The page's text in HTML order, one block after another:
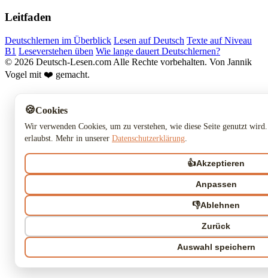
Leitfaden
Deutschlernen im Überblick Lesen auf Deutsch Texte auf Niveau
B1 Leseverstehen üben Wie lange dauert Deutschlernen?
© 2026 Deutsch-Lesen.com Alle Rechte vorbehalten. Von Jannik
Vogel mit ❤️ gemacht.
🍪Cookies
Wir verwenden Cookies, um zu verstehen, wie diese Seite genutzt
erlaubst. Mehr in unserer Datenschutzerklärung.
👍Akzeptieren
Anpassen
👎Ablehnen
Zurück
Auswahl speichern